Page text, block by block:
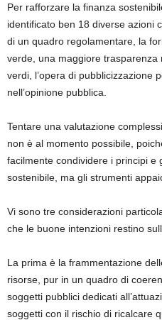
Per rafforzare la finanza
identificato ben 18 diverse azioni
di un quadro regolamentare, la
verde, una maggiore
verdi, l’opera di pubblicizzazione
nell’opinione pubblica.
Tentare una valutazione
non è al momento possibile,
facilmente condividere i principi e
sostenibile, ma gli strumenti
Vi sono tre considerazioni
che le buone intenzioni restino
La prima è la frammentazione
risorse, pur in un quadro di
soggetti pubblici dedicati
soggetti con il rischio di ricalcare